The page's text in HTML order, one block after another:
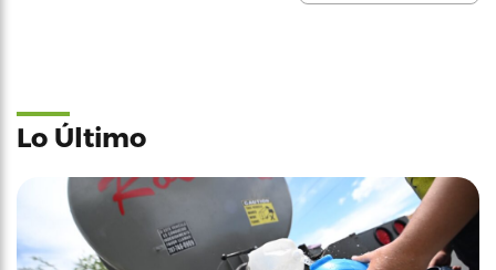
Lo Último